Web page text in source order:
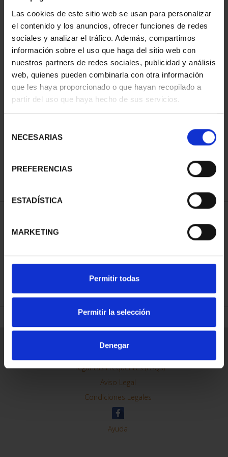
Las cookies de este sitio web se usan para personalizar
el contenido y los anuncios, ofrecer funciones de redes
sociales y analizar el tráfico. Además, compartimos
información sobre el uso que haga del sitio web con
nuestros partners de redes sociales, publicidad y análisis
web, quienes pueden combinarla con otra información
que les haya proporcionado o que hayan recopilado a
partir del uso que haya hecho de sus servicios.
NECESARIAS
PREFERENCIAS
ESTADÍSTICA
MARKETING
Permitir todas
Permitir la selección
Denegar
PATRIMONIO
NACIONAL I - EL
73,00 €
REFINAR
Información General
Contacto
Preguntas Frequentes (FAQs)
Aviso Legal
Condiciones Legales
Ayuda